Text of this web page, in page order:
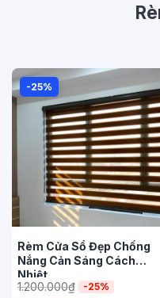
-25%
Rèm Cửa Sổ Đẹp Chống
Nắng Cản Sáng Cách
Nhiệt
1.200.000₫ -25%